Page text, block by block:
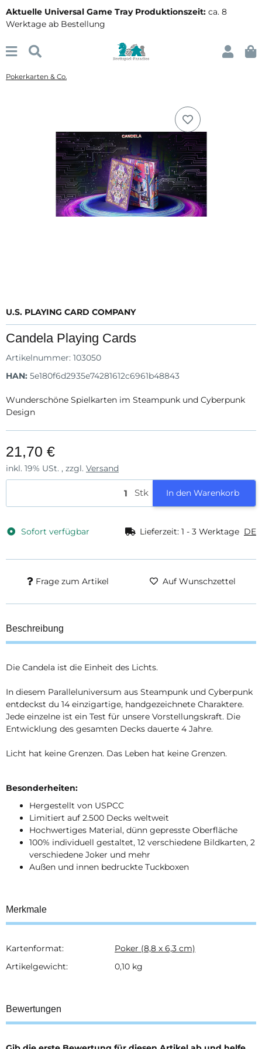
Aktuelle Universal Game Tray Produktionszeit: ca. 8
Werktage ab Bestellung
Pokerkarten & Co.
U.S. PLAYING CARD COMPANY
Candela Playing Cards
Artikelnummer: 103050
HAN: 5e180f6d2935e74281612c6961b48843
Wunderschöne Spielkarten im Steampunk und Cyberpunk
Design
21,70 €
inkl. 19% USt. , zzgl. Versand
Stk In den Warenkorb
Sofort verfügbar Lieferzeit: 1 - 3 Werktage DE
Frage zum Artikel Auf Wunschzettel
Beschreibung
Die Candela ist die Einheit des Lichts.
In diesem Paralleluniversum aus Steampunk und Cyberpunk
entdeckst du 14 einzigartige, handgezeichnete Charaktere.
Jede einzelne ist ein Test für unsere Vorstellungskraft. Die
Entwicklung des gesamten Decks dauerte 4 Jahre.
Licht hat keine Grenzen. Das Leben hat keine Grenzen.
Besonderheiten:
Hergestellt von USPCC
Limitiert auf 2.500 Decks weltweit
Hochwertiges Material, dünn gepresste Oberfläche
100% individuell gestaltet, 12 verschiedene Bildkarten, 2
verschiedene Joker und mehr
Außen und innen bedruckte Tuckboxen
Merkmale
Produkteigenschaft
Wert
Kartenformat:
Poker (8,8 x 6,3 cm)
Artikelgewicht:
0,10 kg
Bewertungen